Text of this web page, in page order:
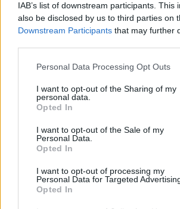
IAB’s list of downstream participants. This
also be disclosed by us to third parties on
Downstream Participants that may further
Please note that this website/app uses
not limited to your visit or usage behaviour.
grant or deny consent to Google and its
use your data for below specified
consent section.
Personal Data Processing Opt Outs
I want to opt-out of the Sharing of my
personal data.
Opted In
I want to opt-out of the Sale of my
Personal Data.
Opted In
I want to opt-out of processing my
Personal Data for Targeted
Opted In
REGGELI #RTL #SOMOGYVÁRI EDIT
ADÁSRÉSZLETEK #VIDEÓ # AUTÓS
STYLIST #
ELEGANCIA # DIVAT #ÉLETÉRZÉS